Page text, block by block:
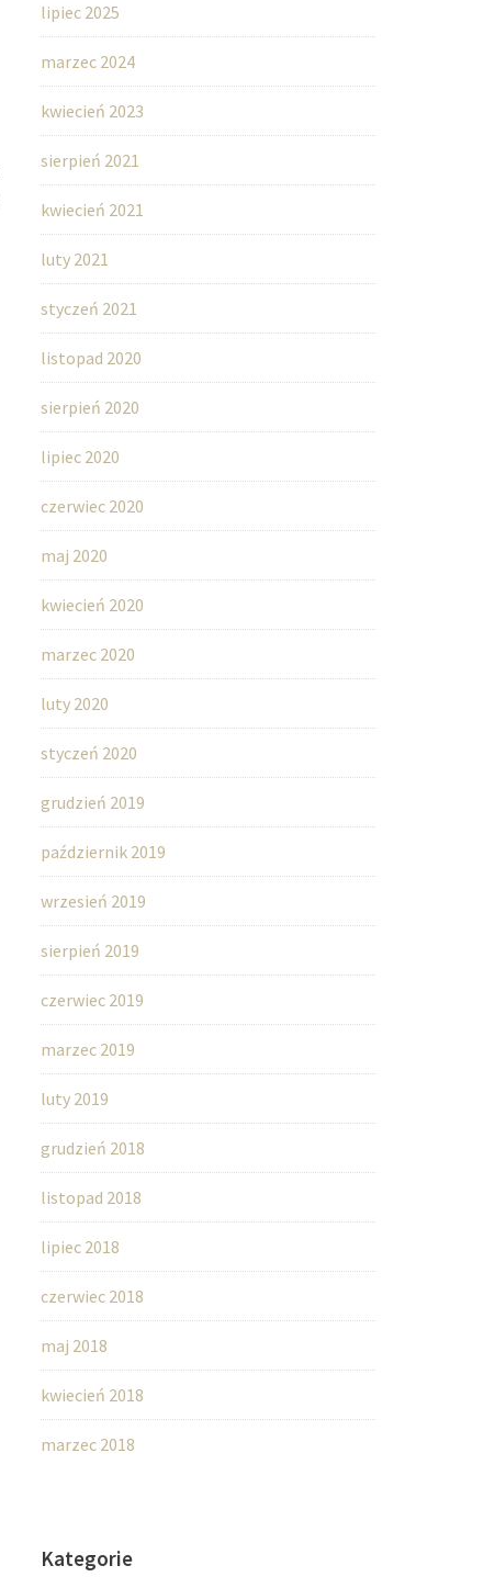
lipiec 2025
marzec 2024
kwiecień 2023
sierpień 2021
kwiecień 2021
luty 2021
styczeń 2021
listopad 2020
sierpień 2020
lipiec 2020
czerwiec 2020
maj 2020
kwiecień 2020
marzec 2020
luty 2020
styczeń 2020
grudzień 2019
październik 2019
wrzesień 2019
sierpień 2019
czerwiec 2019
marzec 2019
luty 2019
grudzień 2018
listopad 2018
lipiec 2018
czerwiec 2018
maj 2018
kwiecień 2018
marzec 2018
Kategorie